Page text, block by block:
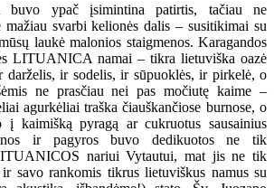
buvo ypač įsimintina patirtis, tačiau ne
svarbi kelionės dalis – susitikimai su
laukė malonios staigmenos. Karagandos
LITUANICA namai – tikra lietuviška oazė
ir sodelis, ir sūpuoklės, ir pirkelė, o
ne prasčiau nei pas močiutę kaime –
agurkėliai traška čiauškančiose burnose, o
į kaimišką pyragą ar cukruotus sausainius
ir pagyros buvo dedikuotos ne tik
nariui Vytautui, mat jis ne tik
savo rankomis tikrus lietuviškus namus su